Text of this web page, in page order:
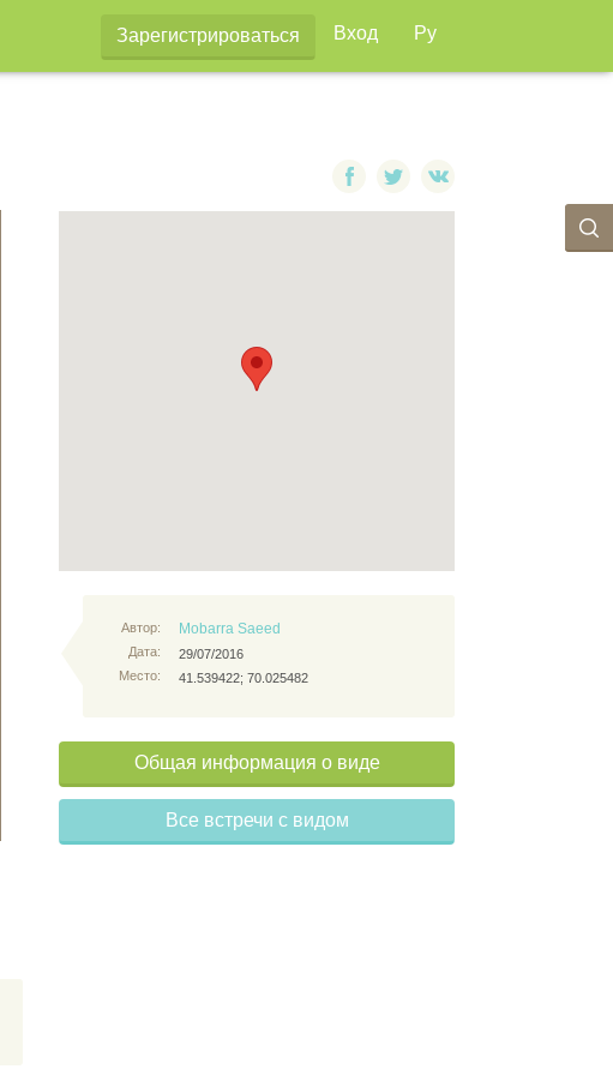
Зарегистрироваться Вход Ру
Автор:
Дата:
Место:
Mobarra Saeed
29/07/2016
41.539422; 70.025482
Общая информация о виде
Все встречи с видом